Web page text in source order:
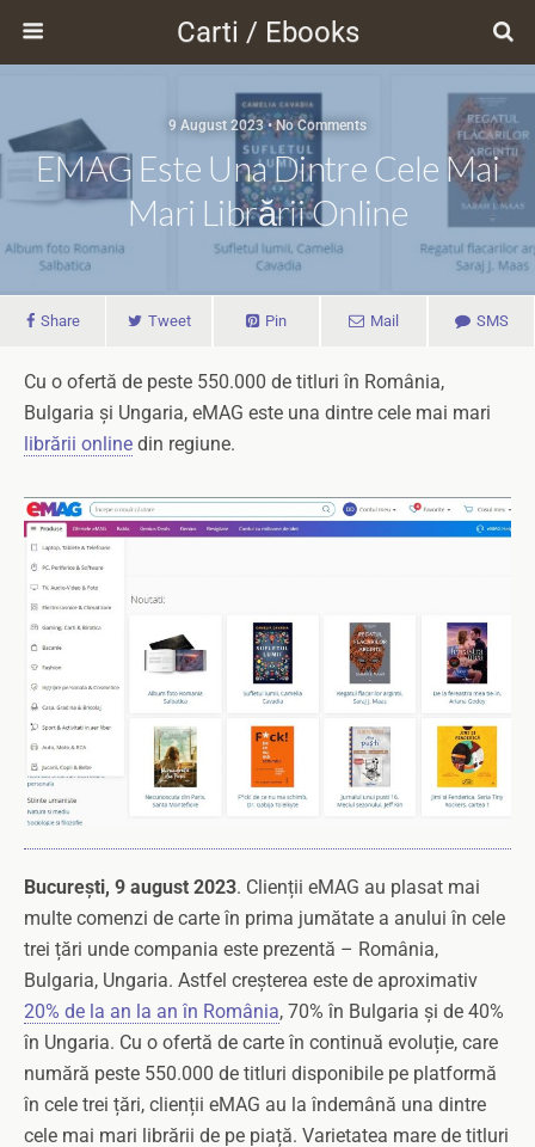
Carti / Ebooks
9 August 2023 • No Comments
EMAG Este Una Dintre Cele Mai
Mari Librării Online
Share Tweet Pin Mail SMS
Cu o ofertă de peste 550.000 de titluri în România,
Bulgaria și Ungaria, eMAG este una dintre cele mai mari
librării online din regiune.
București, 9 august 2023. Clienții eMAG au plasat mai
multe comenzi de carte în prima jumătate a anului în cele
trei țări unde compania este prezentă – România,
Bulgaria, Ungaria. Astfel creșterea este de aproximativ
20% de la an la an în România, 70% în Bulgaria și de 40%
în Ungaria. Cu o ofertă de carte în continuă evoluție, care
numără peste 550.000 de titluri disponibile pe platformă
în cele trei țări, clienții eMAG au la îndemână una dintre
cele mai mari librării de pe piață. Varietatea mare de titluri